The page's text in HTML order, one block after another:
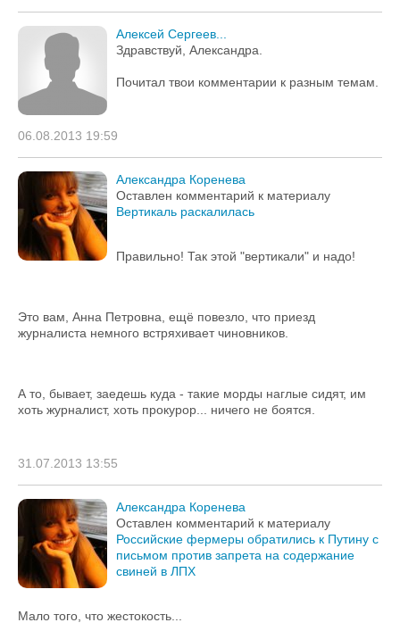
Алексей Сергеев...
Здравствуй, Александра.
Почитал твои комментарии к разным темам.
06.08.2013 19:59
Александра Коренева
Оставлен комментарий к материалу
Вертикаль раскалилась
Правильно! Так этой "вертикали" и надо!
Это вам, Анна Петровна, ещё повезло, что приезд
журналиста немного встряхивает чиновников.
А то, бывает, заедешь куда - такие морды наглые сидят, им
хоть журналист, хоть прокурор... ничего не боятся.
31.07.2013 13:55
Александра Коренева
Оставлен комментарий к материалу
Российские фермеры обратились к Путину с
письмом против запрета на содержание
свиней в ЛПХ
Мало того, что жестокость...